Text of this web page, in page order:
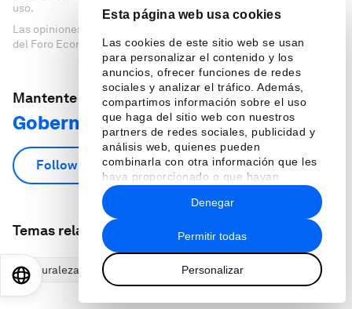
Esta página web usa cookies
Las cookies de este sitio web se usan
para personalizar el contenido y los
anuncios, ofrecer funciones de redes
sociales y analizar el tráfico. Además,
compartimos información sobre el uso
que haga del sitio web con nuestros
partners de redes sociales, publicidad y
análisis web, quienes pueden
combinarla con otra información que les
haya proporcionado o que hayan
recopilado a partir del uso que haya
hecho de sus servicios.
Permitir todas
Personalizar
Denegar
uso.
Las opiniones expresadas en este artículo son las del autor y no
del Foro Económico Mundial.
Mantente al día:
Gobernanza para la sostenibilidad
Follow
Temas relacionados:
Naturaleza y Biodiversidad Desarrollo Sostenible
EN